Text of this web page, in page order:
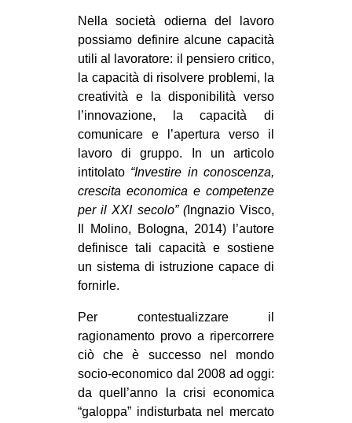
bsky
ms
SEARCH
Nella società odierna del lavoro
possiamo definire alcune capacità
utili al lavoratore: il pensiero critico,
la capacità di risolvere problemi, la
creatività e la disponibilità verso
l’innovazione, la capacità di
comunicare e l’apertura verso il
lavoro di gruppo. In un articolo
intitolato “Investire in conoscenza,
crescita economica e competenze
per il XXI secolo” (Ingnazio Visco,
Il Molino, Bologna, 2014) l’autore
definisce tali capacità e sostiene
un sistema di istruzione capace di
fornirle.
Per contestualizzare il
ragionamento provo a ripercorrere
ciò che è successo nel mondo
socio-economico dal 2008 ad oggi:
da quell’anno la crisi economica
“galoppa” indisturbata nel mercato